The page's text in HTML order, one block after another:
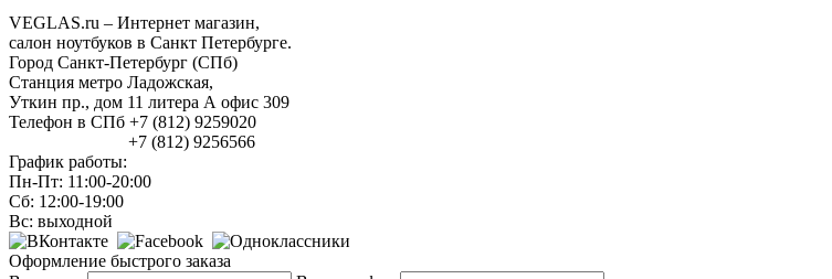
VEGLAS.ru – Интернет магазин,
салон ноутбуков в Санкт Петербурге.
Город Санкт-Петербург (СПб)
Станция метро Ладожская,
Уткин пр., дом 11 литера А офис 309
Телефон в СПб +7 (812) 9259020
+7 (812) 9256566
График работы:
Пн-Пт: 11:00-20:00
Сб: 12:00-19:00
Вс: выходной
Оформление быстрого заказа